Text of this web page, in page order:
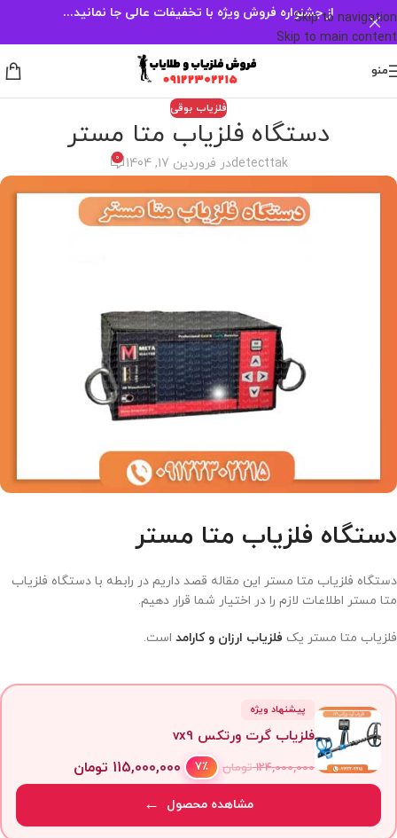
Skip to navigation
Skip to main content
از جشنواره فروش ویژه با تخفیفات عالی جا نمانید...
منو
فلزیاب بوقی
دستگاه فلزیاب متا مستر
detecttakدر فروردین 17, 1404 0
دستگاه فلزیاب متا مستر
دستگاه فلزیاب متا مستر این مقاله قصد داریم در رابطه با دستگاه فلزیاب
متا مستر اطلاعات لازم را در اختیار شما قرار دهیم.
فلزیاب متا مستر یک فلزیاب ارزان و کارامد است.
پیشنهاد ویژه
فلزیاب گرت ورتکس vx9
124,000,000 تومان 7٪ 115,000,000 تومان
مشاهده محصول